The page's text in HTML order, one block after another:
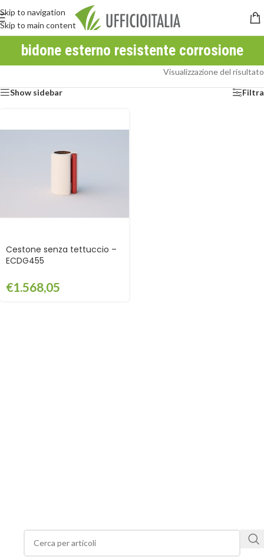
Skip to navigation
Skip to main content
bidone esterno resistente corrosione
Visualizzazione del risultato
Show sidebar Filtra
Cestone senza tettuccio –
ECDG455
€1.568,05